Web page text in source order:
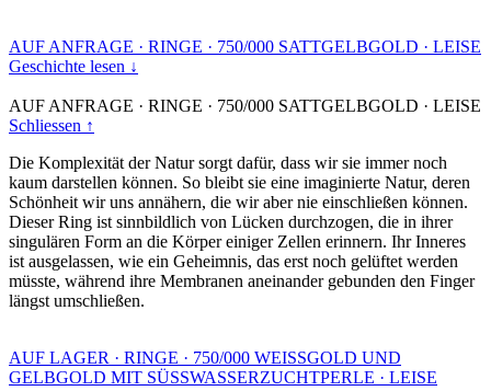
AUF ANFRAGE · RINGE · 750/000 SATTGELBGOLD · LEISE
Geschichte lesen ↓
AUF ANFRAGE · RINGE · 750/000 SATTGELBGOLD · LEISE
Schliessen ↑
Die Komplexität der Natur sorgt dafür, dass wir sie immer noch
kaum darstellen können. So bleibt sie eine imaginierte Natur, deren
Schönheit wir uns annähern, die wir aber nie einschließen können.
Dieser Ring ist sinnbildlich von Lücken durchzogen, die in ihrer
singulären Form an die Körper einiger Zellen erinnern. Ihr Inneres
ist ausgelassen, wie ein Geheimnis, das erst noch gelüftet werden
müsste, während ihre Membranen aneinander gebunden den Finger
längst umschließen.
AUF LAGER · RINGE · 750/000 WEISSGOLD UND
GELBGOLD MIT SÜSSWASSERZUCHTPERLE · LEISE